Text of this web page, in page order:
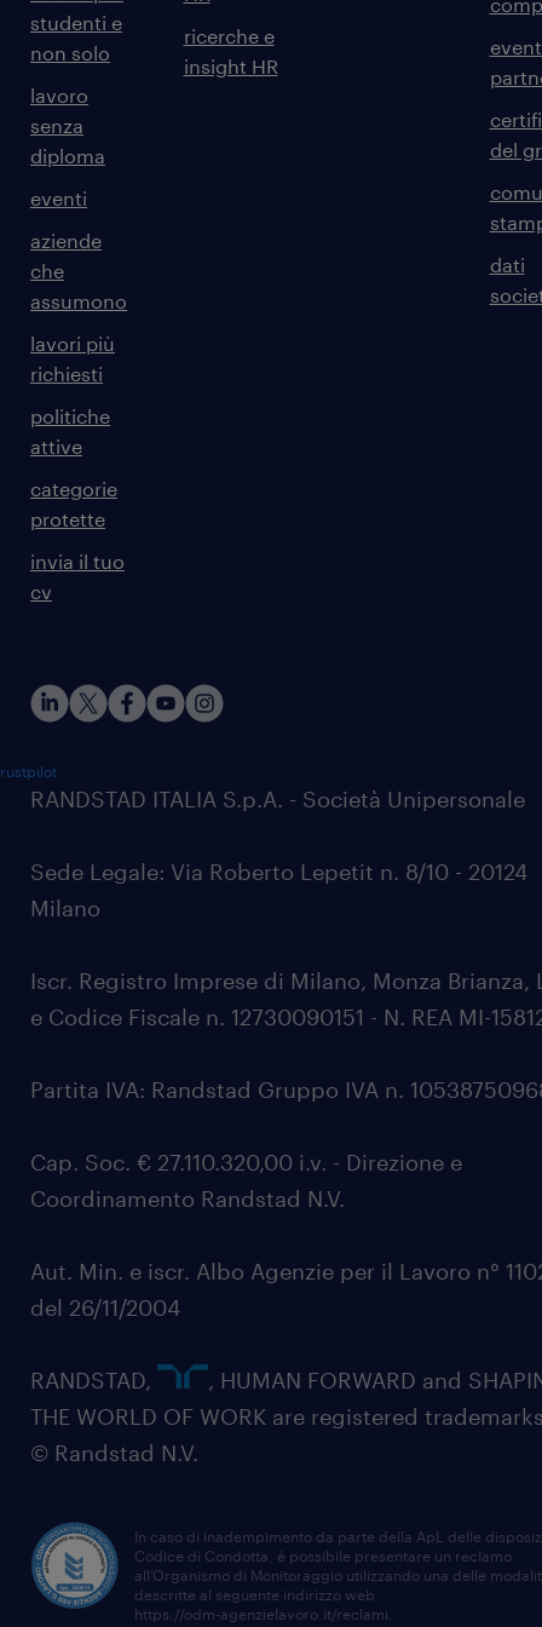
studenti e
non solo
lavoro
senza
diploma
eventi
aziende
che
assumono
lavori più
richiesti
politiche
attive
categorie
protette
invia il tuo
cv
ricerche e
insight HR
del
dati
RANDSTAD ITALIA S.p.A. - Società Unipersonale
Sede Legale: Via Roberto Lepetit n. 8/10 - 20124
Milano
Iscr. Registro Imprese di Milano, Monza Brianza,
e Codice Fiscale n. 12730090151 - N. REA MI-
Partita IVA: Randstad Gruppo IVA n.
Cap. Soc. € 27.110.320,00 i.v. - Direzione e
Coordinamento Randstad N.V.
Aut. Min. e iscr. Albo Agenzie per il Lavoro n°
del 26/11/2004
RANDSTAD,
, HUMAN FORWARD and
THE WORLD OF WORK are registered
© Randstad N.V.
In caso di inadempimento da parte della ApL delle
Codice di Condotta, è possibile presentare un reclamo
all’Organismo di Monitoraggio utilizzando una delle
descritte al seguente indirizzo web
https://odm-agenzielavoro.it/reclami